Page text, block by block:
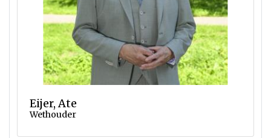
Eijer, Ate
Wethouder